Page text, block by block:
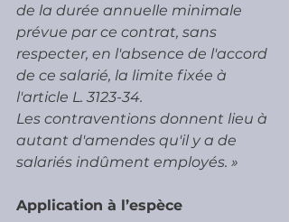
de la durée annuelle minimale
prévue par ce contrat, sans
respecter, en l'absence de l'accord
de ce salarié, la limite fixée à
l'article L. 3123-34.
Les contraventions donnent lieu à
autant d'amendes qu'il y a de
salariés indûment employés. »
Application à l’espèce